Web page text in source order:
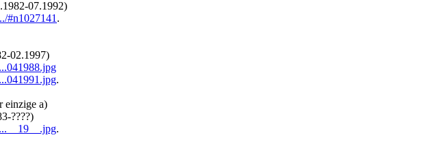
07.1992)
#n1027141 .
02.1997)
.
einzige a)
????)
.